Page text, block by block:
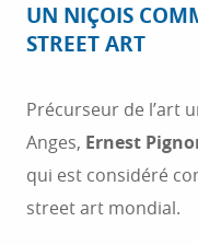
UN NIÇOIS
STREET ART
Précurseur de l’art
Anges, Ernest
qui est considéré
street art mondial.